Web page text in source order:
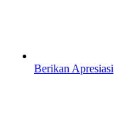
Berikan Apresiasi